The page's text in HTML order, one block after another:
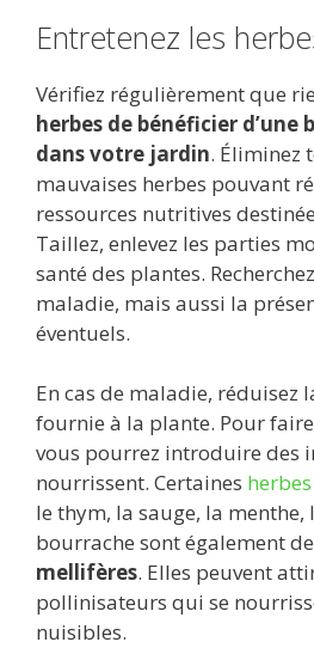
Entretenez les
Vérifiez régulièrement que
herbes de bénéficier
dans votre jardin. Éliminez
mauvaises herbes pouvant
ressources nutritives
Taillez, enlevez les parties
santé des plantes.
maladie, mais aussi la
éventuels.
En cas de maladie, réduisez
fournie à la plante. Pour
vous pourrez introduire des
nourrissent. Certaines
le thym, la sauge, la
bourrache sont également
mellifères. Elles peuvent
pollinisateurs qui se
nuisibles.